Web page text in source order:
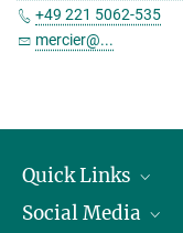
+49 221 5062-535
mercier@...
Quick Links
Präsident
Social Media